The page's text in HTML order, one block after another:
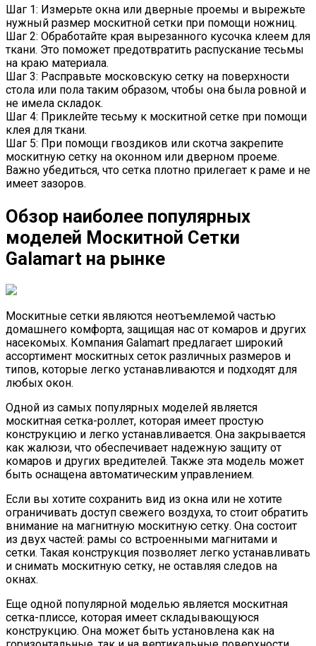
Шаг 1: Измерьте окна или дверные проемы и вырежьте
нужный размер москитной сетки при помощи ножниц.
Шаг 2: Обработайте края вырезанного кусочка клеем для
ткани. Это поможет предотвратить распускание тесьмы
на краю материала.
Шаг 3: Расправьте московскую сетку на поверхности
стола или пола таким образом, чтобы она была ровной и
не имела складок.
Шаг 4: Приклейте тесьму к москитной сетке при помощи
клея для ткани.
Шаг 5: При помощи гвоздиков или скотча закрепите
москитную сетку на оконном или дверном проеме.
Важно убедиться, что сетка плотно прилегает к раме и не
имеет зазоров.
Обзор наиболее популярных
моделей Москитной Сетки
Galamart на рынке
Москитные сетки являются неотъемлемой частью
домашнего комфорта, защищая нас от комаров и других
насекомых. Компания Galamart предлагает широкий
ассортимент москитных сеток различных размеров и
типов, которые легко устанавливаются и подходят для
любых окон.
Одной из самых популярных моделей является
москитная сетка-роллет, которая имеет простую
конструкцию и легко устанавливается. Она закрывается
как жалюзи, что обеспечивает надежную защиту от
комаров и других вредителей. Также эта модель может
быть оснащена автоматическим управлением.
Если вы хотите сохранить вид из окна или не хотите
ограничивать доступ свежего воздуха, то стоит обратить
внимание на магнитную москитную сетку. Она состоит
из двух частей: рамы со встроенными магнитами и
сетки. Такая конструкция позволяет легко устанавливать
и снимать москитную сетку, не оставляя следов на
окнах.
Еще одной популярной моделью является москитная
сетка-плиссе, которая имеет складывающуюся
конструкцию. Она может быть установлена как на